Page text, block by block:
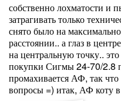
собственно лохматости и
затрагивать только
снято было на
расстоянии.. а глаз в
на центральную точку..
покупки Сигмы 24-70/2.8
промахивается АФ, так
вопросы =) итак, АФ коту в